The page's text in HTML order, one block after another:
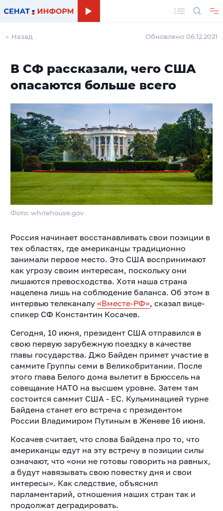
← Назад Обновлено 06.12.2021
В СФ рассказали, чего США
опасаются больше всего
Фото: whitehouse.gov
Россия начинает восстанавливать свои позиции в
тех областях, где американцы традиционно
занимали первое место. Это США воспринимают
как угрозу своим интересам, поскольку они
лишаются превосходства. Хотя наша страна
нацелена лишь на соблюдение баланса. Об этом в
интервью телеканалу «Вместе-РФ», сказал вице-
спикер СФ Константин Косачев.
Сегодня, 10 июня, президент США отправился в
свою первую зарубежную поездку в качестве
главы государства. Джо Байден примет участие в
саммите Группы семи в Великобритании. После
этого глава Белого дома вылетит в Брюссель на
совещание НАТО на высшем уровне. Затем там
состоится саммит США - ЕС. Кульминацией турне
Байдена станет его встреча с президентом
России Владимиром Путиным в Женеве 16 июня.
Косачев считает, что слова Байдена про то, что
американцы едут на эту встречу в позиции силы
означают, что «они не готовы говорить на равных,
а будут навязывать свою повестку дня и свои
интересы». Как следствие, объяснил
парламентарий, отношения наших стран так и
продолжат деградировать.